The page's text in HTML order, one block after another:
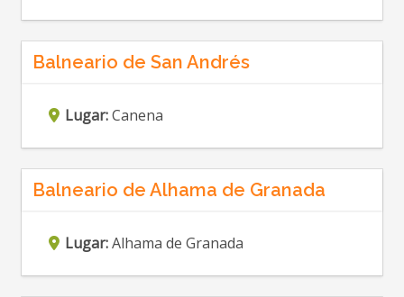
Balneario de San Andrés
Lugar:Canena
Balneario de Alhama de Granada
Lugar:Alhama de Granada